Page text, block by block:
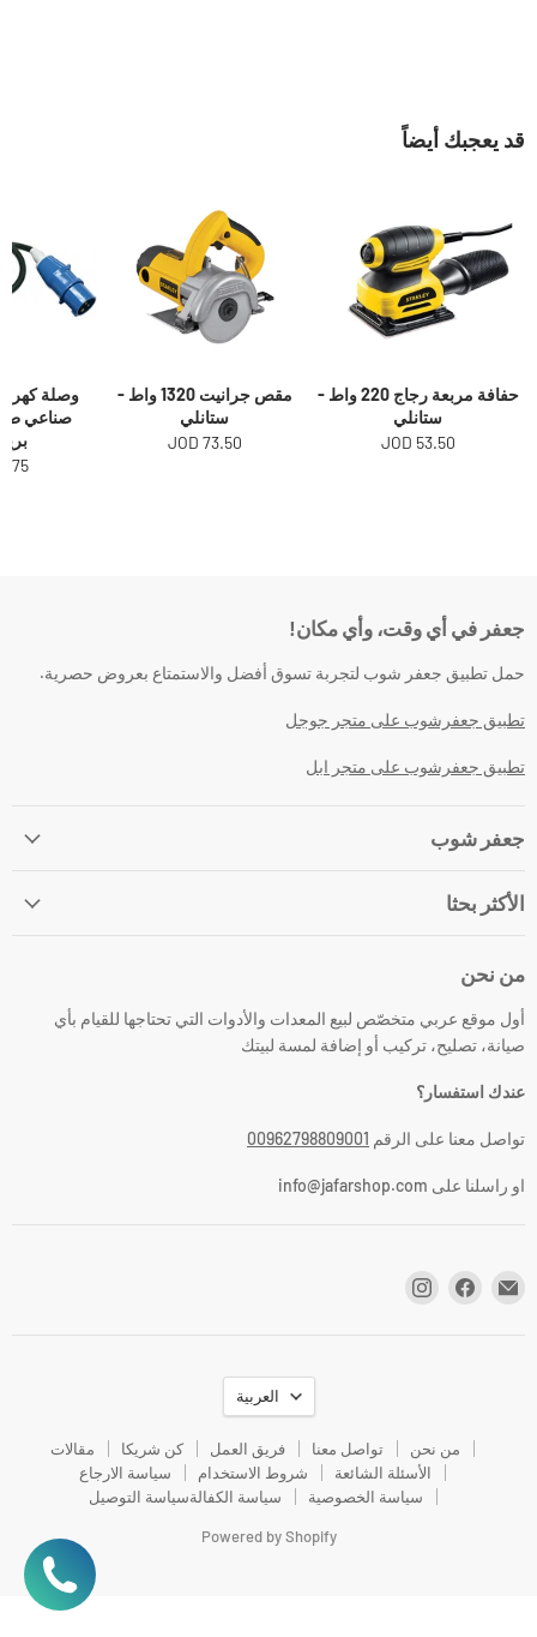
قد يعجبك أيضاً
حفافة مربعة رجاج 220 واط -
ستانلي
53.50 JOD
مقص جرانيت 1320 واط -
ستانلي
73.50 JOD
وصلة
JOD
جعفر في أي وقت، وأي مكان!
حمل تطبيق جعفر شوب لتجربة تسوق أفضل والاستمتاع بعروض حصرية.
تطبيق جعفرشوب على متجر جوجل
تطبيق جعفرشوب على متجر ابل
جعفر شوب
الأكثر بحثا
من نحن
أول موقع عربي متخصّص لبيع المعدات والأدوات التي تحتاجها للقيام بأي
صيانة، تصليح، تركيب أو إضافة لمسة لبيتك
عندك استفسار؟
تواصل معنا على الرقم 00962798809001
او راسلنا على info@jafarshop.com
اللغةالعربية
من نحن تواصل معنا فريق العمل كن شريكا
مقالات
الأسئلة الشائعة
شروط الاستخدام
سياسة الارجاع
سياسة الخصوصية
سياسة الكفالةسياسة التوصيل
Powered by Shopify